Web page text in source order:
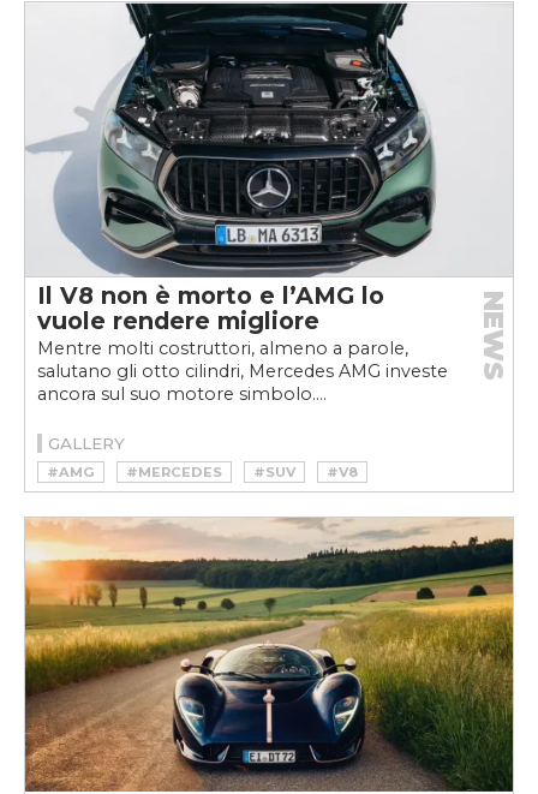
Il V8 non è morto e l’AMG lo
vuole rendere migliore
Mentre molti costruttori, almeno a parole,
salutano gli otto cilindri, Mercedes AMG investe
ancora sul suo motore simbolo....
NEWS
GALLERY
#AMG #MERCEDES #SUV #V8